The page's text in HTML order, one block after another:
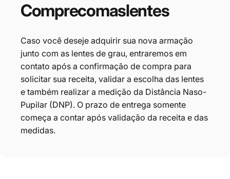
Comprecomaslentes
Caso você deseje adquirir sua nova armação
junto com as lentes de grau, entraremos em
contato após a confirmação de compra para
solicitar sua receita, validar a escolha das lentes
e também realizar a medição da Distância Naso-
Pupilar (DNP). O prazo de entrega somente
começa a contar após validação da receita e das
medidas.